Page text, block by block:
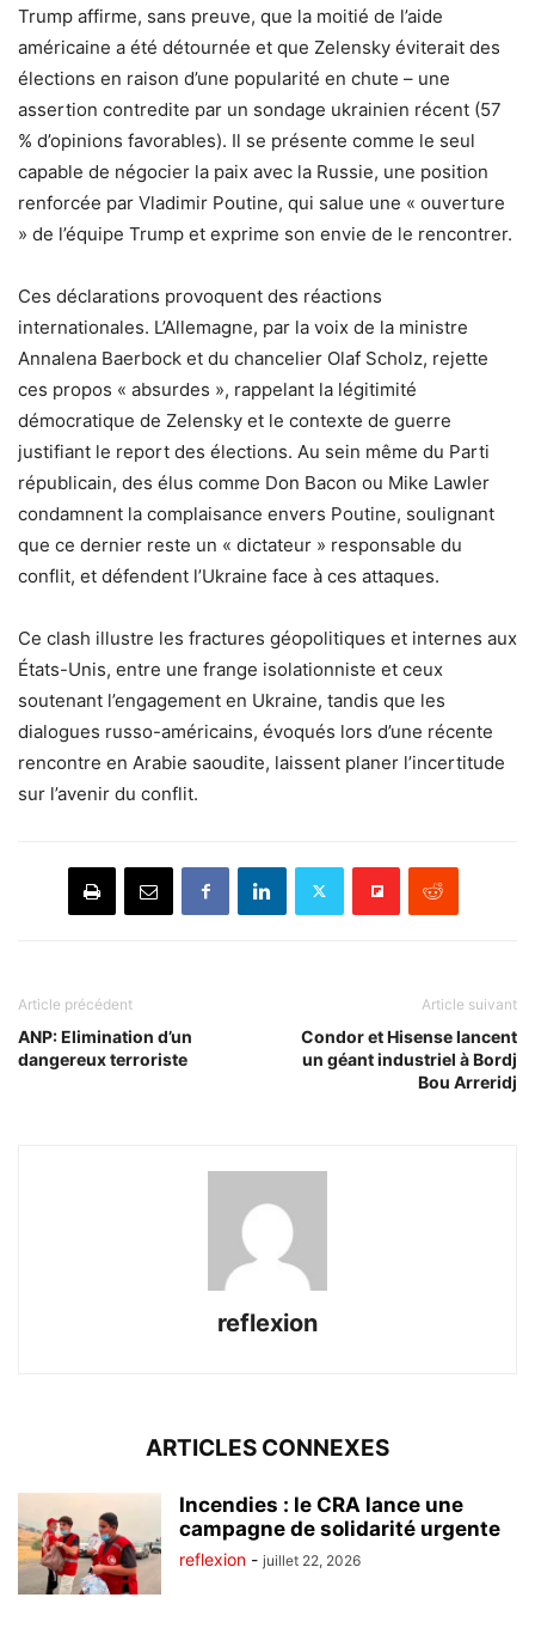
Trump affirme, sans preuve, que la moitié de l’aide
américaine a été détournée et que Zelensky éviterait des
élections en raison d’une popularité en chute – une
assertion contredite par un sondage ukrainien récent (57
% d’opinions favorables). Il se présente comme le seul
capable de négocier la paix avec la Russie, une position
renforcée par Vladimir Poutine, qui salue une « ouverture
» de l’équipe Trump et exprime son envie de le rencontrer.
Ces déclarations provoquent des réactions
internationales. L’Allemagne, par la voix de la ministre
Annalena Baerbock et du chancelier Olaf Scholz, rejette
ces propos « absurdes », rappelant la légitimité
démocratique de Zelensky et le contexte de guerre
justifiant le report des élections. Au sein même du Parti
républicain, des élus comme Don Bacon ou Mike Lawler
condamnent la complaisance envers Poutine, soulignant
que ce dernier reste un « dictateur » responsable du
conflit, et défendent l’Ukraine face à ces attaques.
Ce clash illustre les fractures géopolitiques et internes aux
États-Unis, entre une frange isolationniste et ceux
soutenant l’engagement en Ukraine, tandis que les
dialogues russo-américains, évoqués lors d’une récente
rencontre en Arabie saoudite, laissent planer l’incertitude
sur l’avenir du conflit.
Article précédent
ANP: Elimination d’un
dangereux terroriste
Article suivant
Condor et Hisense lancent
un géant industriel à Bordj
Bou Arreridj
reflexion
ARTICLES CONNEXES
Incendies : le CRA lance une
campagne de solidarité urgente
reflexion - juillet 22, 2026